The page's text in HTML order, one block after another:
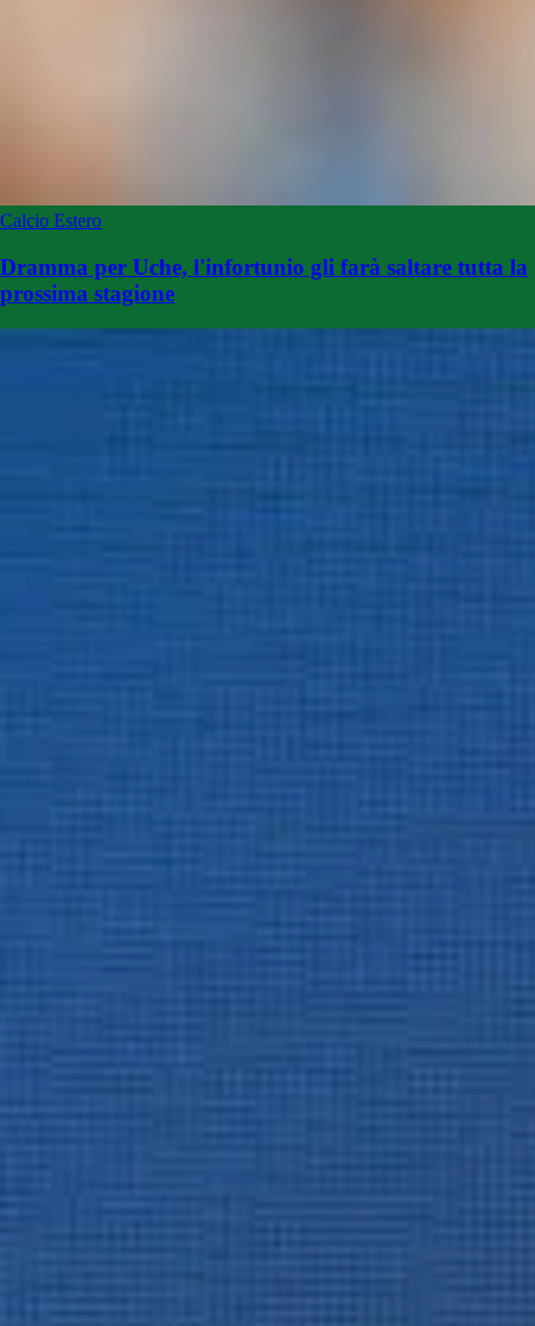
Calcio Estero
Dramma per Uche, l'infortunio gli farà saltare tutta la
prossima stagione